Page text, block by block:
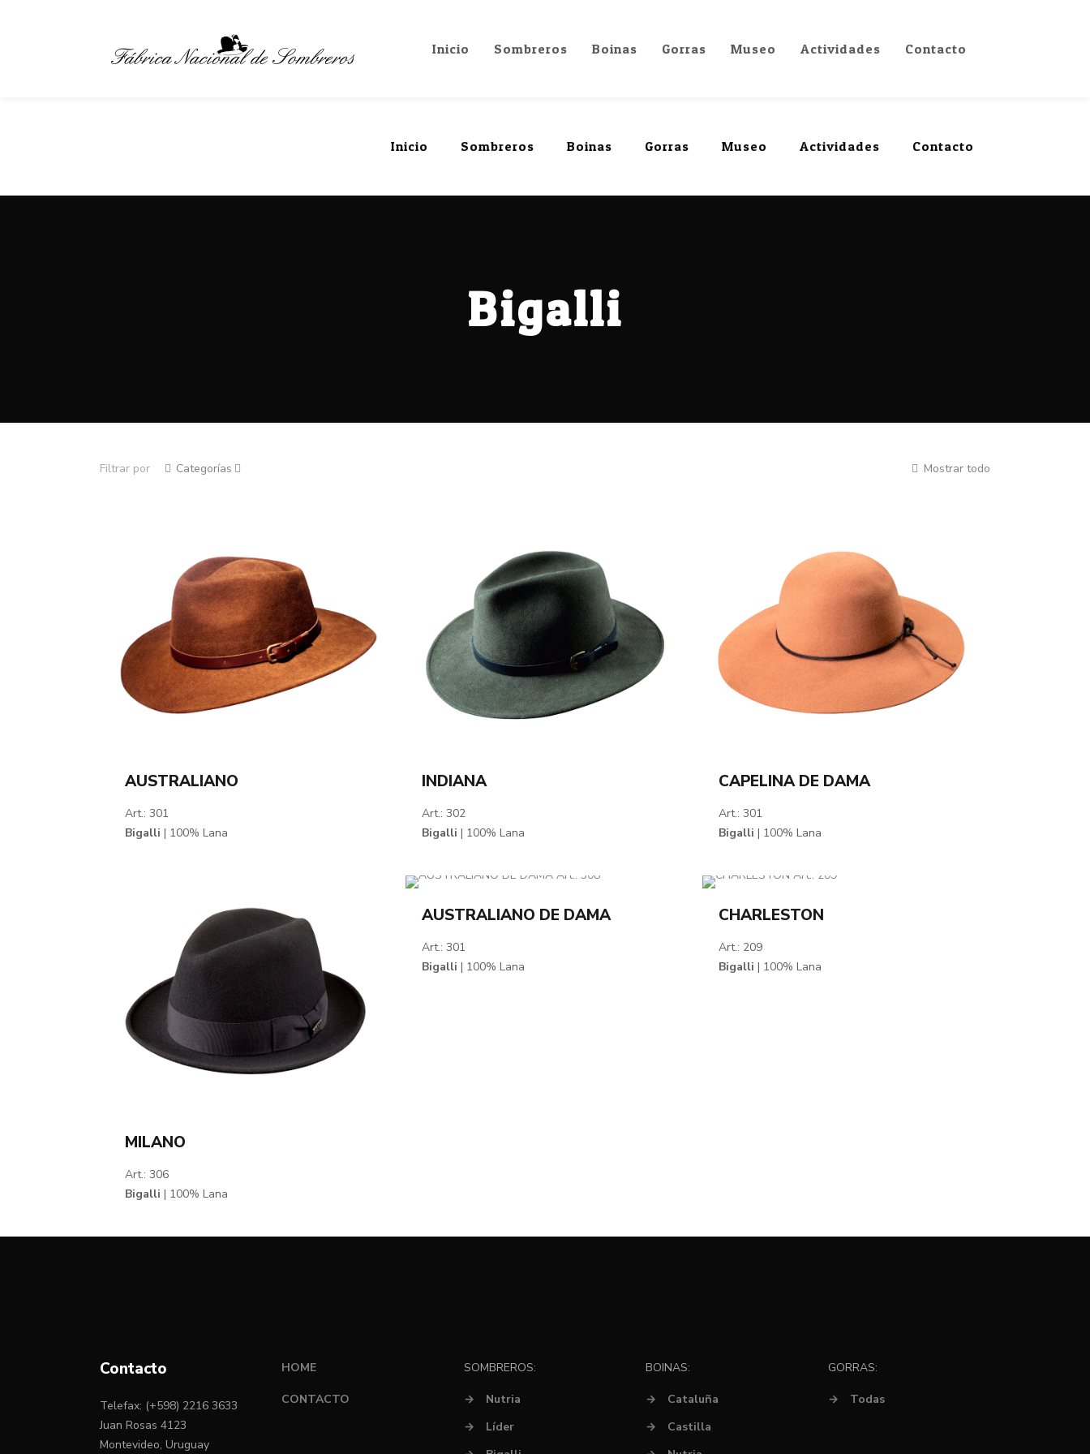
Inicio Sombreros Boinas Gorras Museo Actividades Contacto
Inicio Sombreros Boinas Gorras Museo Actividades Contacto
Bigalli
Filtrar por Categorías Mostrar todo
AUSTRALIANO
Art.: 301
Bigalli | 100% Lana
INDIANA
Art.: 302
Bigalli | 100% Lana
CAPELINA DE DAMA
Art.: 301
Bigalli | 100% Lana
MILANO
Art.: 306
Bigalli | 100% Lana
AUSTRALIANO DE DAMA
Art.: 301
Bigalli | 100% Lana
CHARLESTON
Art.: 209
Bigalli | 100% Lana
Contacto
Telefax: (+598) 2216 3633
Juan Rosas 4123
Montevideo, Uruguay
HOME
CONTACTO
SOMBREROS:
→
Nutria
→
Líder
BOINAS:
→
Cataluña
→
Castilla
GORRAS:
→ Todas